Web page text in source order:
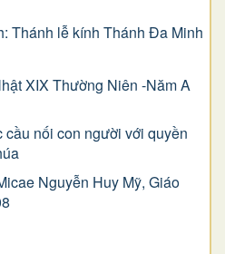
Thánh lễ kính Thánh Đa Minh
XIX Thường Niên -Năm A
nối con người với quyền
Nguyễn Huy Mỹ, Giáo